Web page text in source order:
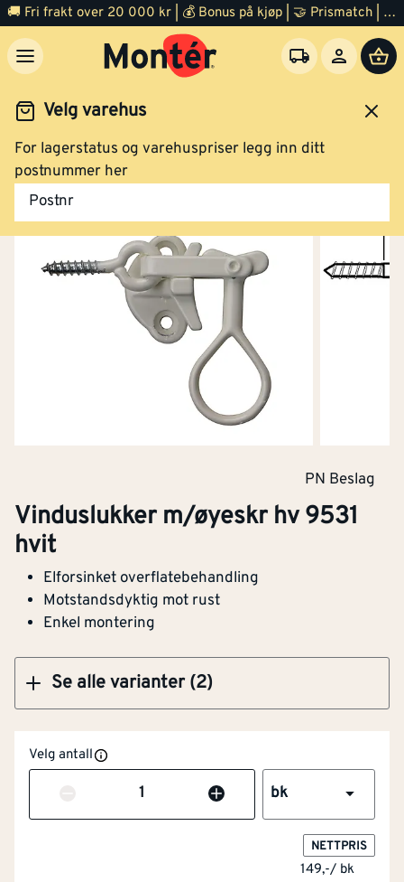
🚚 Fri frakt over 20 000 kr | 💰 Bonus på kjøp | 🤝 Prismatch | ⭐ 100% fornøyd garanti | 🏪 140 byggevarehus
Velg varehus
For lagerstatus og varehuspriser legg inn ditt
postnummer her
Postnr
Vindu Tilbehør
PN Beslag
Vinduslukker m/øyeskr hv 9531
hvit
Elforsinket overflatebehandling
Motstandsdyktig mot rust
Enkel montering
Se alle varianter (2)
Vinduslukker m/øyeskr hv 9531 hvit
Klikk og hent
Velg antall
Antall bk
NETTPRIS
149,-/ bk